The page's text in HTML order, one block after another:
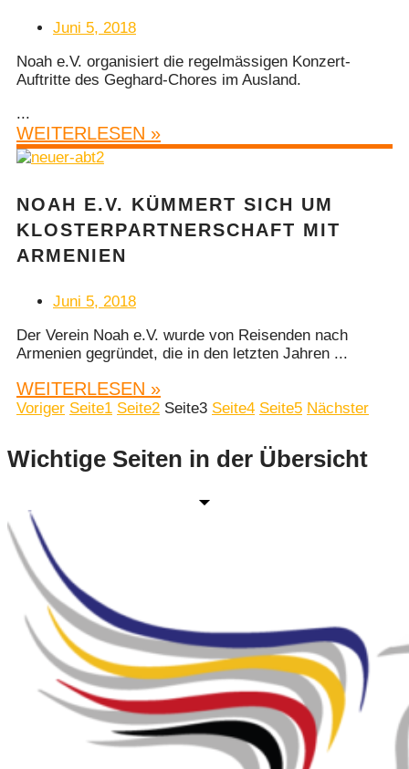
Juni 5, 2018
Noah e.V. organisiert die regelmässigen Konzert-
Auftritte des Geghard-Chores im Ausland.
...
WEITERLESEN »
NOAH E.V. KÜMMERT SICH UM
KLOSTERPARTNERSCHAFT MIT
ARMENIEN
Juni 5, 2018
Der Verein Noah e.V. wurde von Reisenden nach
Armenien gegründet, die in den letzten Jahren ...
WEITERLESEN »
Voriger Seite1 Seite2 Seite3 Seite4 Seite5 Nächster
Wichtige Seiten in der Übersicht